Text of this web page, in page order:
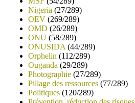
Nigeria (27/289)
OEV (269/289)
OMD (26/289)
ONU (58/289)
ONUSIDA (44/289)
Orphelin (112/289)
Ouganda (29/289)
Photographie (27/289)
Pillage des ressources (77/289)
Politiques (120/289)